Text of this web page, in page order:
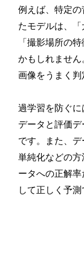
例えば、特定
たモデルは、
「撮影場所の
かもしれませ
画像をうまく判
過学習を防ぐ
データと評価
です。また、
単純化などの
ータへの正解
して正しく予